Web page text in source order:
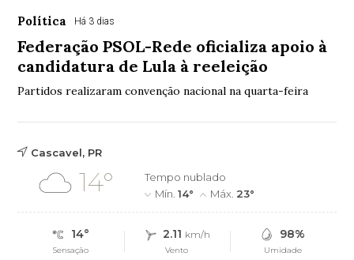
Política Há 3 dias
Federação PSOL-Rede oficializa apoio à
candidatura de Lula à reeleição
Partidos realizaram convenção nacional na quarta-feira
Cascavel, PR
14°
Tempo nublado
Mín.14° Máx. 23°
14°
Sensação
2.11 km/h
Vento
98%
Umidade